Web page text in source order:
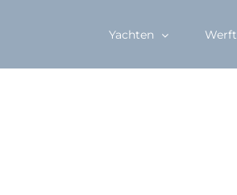
Yachten Werft